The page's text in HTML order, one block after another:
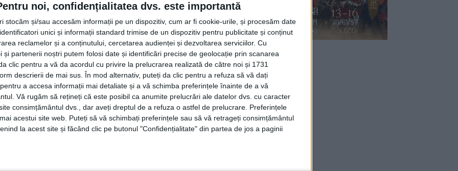
noi, confidențialitatea dvs. este importantă
stocăm și/sau accesăm informații pe un dispozitiv, cum ar fi cookie-urile, și procesăm date
unici și informații standard trimise de un dispozitiv pentru publicitate și conținut
reclamelor și a conținutului, cercetarea audienței și dezvoltarea serviciilor. Cu
și partenerii noștri putem folosi date și identificări precise de geolocație prin scanarea
clic pentru a vă da acordul cu privire la prelucrarea realizată de către noi și 1731
descrierii de mai sus. În mod alternativ, puteți da clic pentru a refuza să vă dați
a accesa informații mai detaliate și a vă schimba preferințele înainte de a vă
Vă rugăm să rețineți că este posibil ca anumite prelucrări ale datelor dvs. cu caracter
consimțământul dvs., dar aveți dreptul de a refuza o astfel de prelucrare. Preferințele
acestui site web. Puteți să vă schimbați preferințele sau să vă retrageți consimțământul
la acest site și făcând clic pe butonul "Confidențialitate" din partea de jos a paginii
au organizat un protest spontan pentru a-și
salarizării unitare.
că oamenii își păstrează forțele pentru atunci